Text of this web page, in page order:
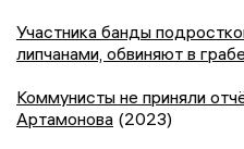
Участника банды
липчанами, обвиняют в
Коммунисты не приняли
Артамонова (2023)